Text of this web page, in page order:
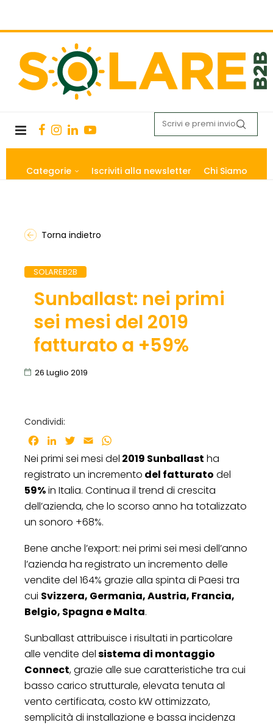
Categorie Iscriviti alla newsletter Chi Siamo
Torna indietro
SOLAREB2B
Sunballast: nei primi
sei mesi del 2019
fatturato a +59%
26 Luglio 2019
Condividi:
Facebook
LinkedInTwitter
Email
Nei primi sei mesi del 2019 Sunballast ha
registrato un incremento del fatturato del
59%in Italia. Continua il trend di crescita
dell’azienda, che lo scorso anno ha totalizzato
un sonoro +68%.
Bene anche l’export: nei primi sei mesi dell’anno
l’azienda ha registrato un incremento delle
vendite del 164% grazie alla spinta di Paesi tra
cui Svizzera, Germania, Austria, Francia,
Belgio, Spagna e Malta.
Sunballast attribuisce i risultati in particolare
alle vendite delsistema di montaggio
Connect, grazie alle sue caratteristiche tra cui
basso carico strutturale, elevata tenuta al
vento certificata, costo kW ottimizzato,
semplicità di installazione e bassa incidenza